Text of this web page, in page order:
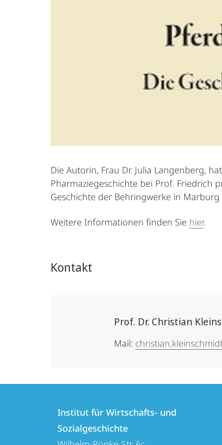
Die Autorin, Frau Dr. Julia Langenberg,
Pharmaziegeschichte bei Prof. Friedrich
Geschichte der Behringwerke in
Weitere Informationen finden Sie hier.
Kontakt
Prof. Dr. Christian
Mail:
Informationen
Kontaktinformationen
Institut
für
Institut für Wirtschafts- und
Sozialgeschichte